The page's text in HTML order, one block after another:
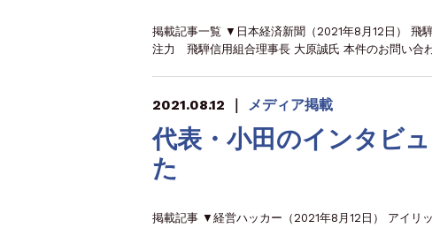
掲載記事一覧 ▼日本経済新聞（2021年8月12日） 飛
注力 飛騨信用組合理事長 大原誠氏 本件のお問い
2021.08.12 ｜ メディア掲載
代表・小田のインタビ
た
掲載記事 ▼経営ハッカー（2021年8月12日） アイリ